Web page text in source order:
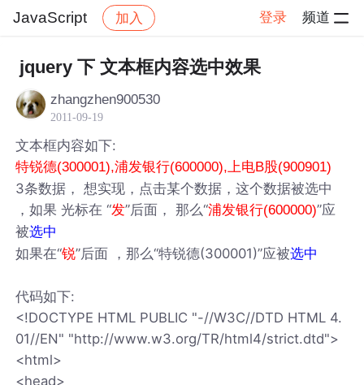
JavaScript 加入 登录 频道
社区 JavaScript 帖子详情
jquery 下 文本框内容选中效果
zhangzhen900530
2011-09-19
文本框内容如下:
特锐德(300001),浦发银行(600000),上电B股(900901)
3条数据， 想实现，点击某个数据，这个数据被选中
，如果 光标在 “发”后面， 那么“浦发银行(600000)”应
被选中
如果在“锐”后面 ，那么“特锐德(300001)”应被选中
代码如下:
<!DOCTYPE HTML PUBLIC "-//W3C//DTD HTML 4.
01//EN" "http://www.w3.org/TR/html4/strict.dtd">
<html>
<head>